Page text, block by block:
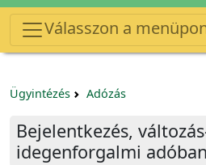
Válasszon a
Ügyintézés Adózás
Bejelentkezés,
idegenforgalmi adóban